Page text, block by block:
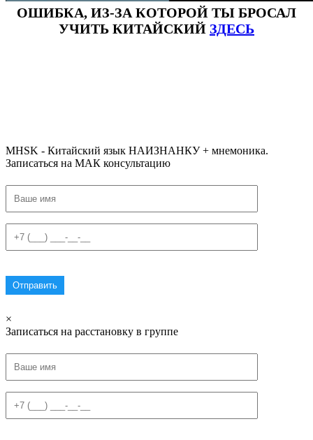
ОШИБКА, ИЗ-ЗА КОТОРОЙ ТЫ БРОСАЛ
УЧИТЬ КИТАЙСКИЙ ЗДЕСЬ
MHSK - Китайский язык НАИЗНАНКУ + мнемоника.
Записаться на МАК консультацию
×
Записаться на расстановку в группе